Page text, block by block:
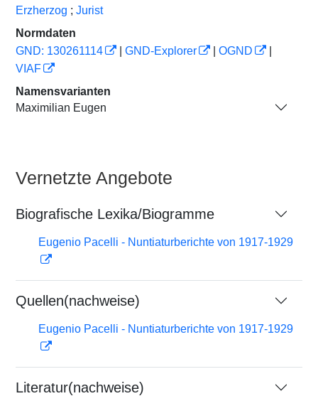
Erzherzog ; Jurist
Normdaten
GND: 130261114
GND-Explorer OGND
VIAF
Namensvarianten
Maximilian Eugen
Vernetzte Angebote
Biografische Lexika/Biogramme
Eugenio Pacelli - Nuntiaturberichte von 1917-1929
Quellen(nachweise)
Eugenio Pacelli - Nuntiaturberichte von 1917-1929
Literatur(nachweise)